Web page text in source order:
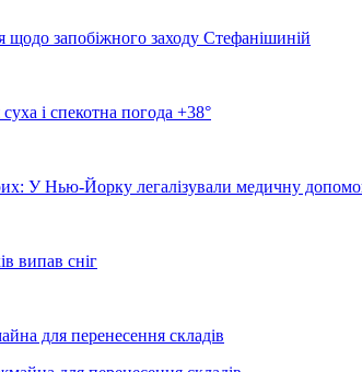
щодо запобіжного заходу Стефанішиній
і спекотна погода +38°
У Нью-Йорку легалізували медичну
випав сніг
для перенесення складів